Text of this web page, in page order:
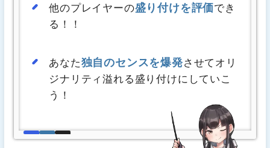
他のプレイヤーの盛り付けを評価でき
る！！
あなた独自のセンスを爆発させてオリ
ジナリティ溢れる盛り付けにしていこ
う！